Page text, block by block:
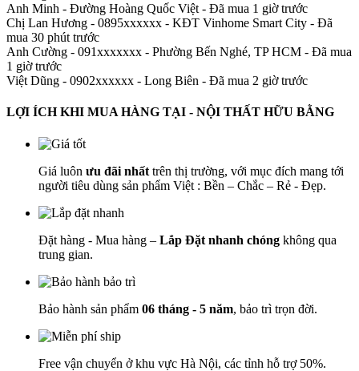
Anh Minh - Đường Hoàng Quốc Việt - Đã mua 1 giờ trước
Chị Lan Hương - 0895xxxxxx - KĐT Vinhome Smart City - Đã
mua 30 phút trước
Anh Cường - 091xxxxxxx - Phường Bến Nghé, TP HCM - Đã mua
1 giờ trước
Việt Dũng - 0902xxxxxx - Long Biên - Đã mua 2 giờ trước
LỢI ÍCH KHI MUA HÀNG TẠI - NỘI THẤT HỮU BẰNG
Giá luôn ưu đãi nhất trên thị trường, với mục đích mang tới
người tiêu dùng sản phẩm Việt : Bền – Chắc – Rẻ - Đẹp.
Đặt hàng - Mua hàng – Lắp Đặt nhanh chóng không qua
trung gian.
Bảo hành sản phẩm 06 tháng - 5 năm, bảo trì trọn đời.
Free vận chuyển ở khu vực Hà Nội, các tỉnh hỗ trợ 50%.